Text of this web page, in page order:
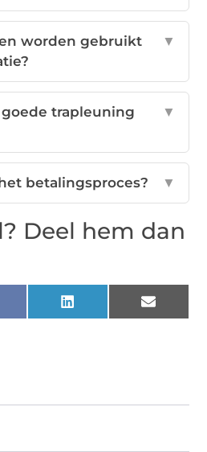
worden gebruikt
▼
trapleuning
▼
betalingsproces? ▼
Deel hem dan
LinkedIn Email